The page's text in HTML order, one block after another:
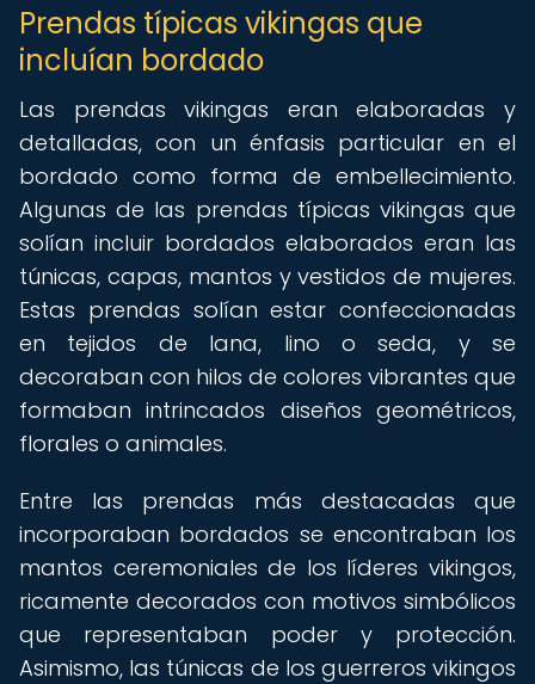
Prendas típicas vikingas que
incluían bordado
Las prendas vikingas eran elaboradas y
detalladas, con un énfasis particular en el
bordado como forma de embellecimiento.
Algunas de las prendas típicas vikingas que
solían incluir bordados elaborados eran las
túnicas, capas, mantos y vestidos de mujeres.
Estas prendas solían estar confeccionadas
en tejidos de lana, lino o seda, y se
decoraban con hilos de colores vibrantes que
formaban intrincados diseños geométricos,
florales o animales.
Entre las prendas más destacadas que
incorporaban bordados se encontraban los
mantos ceremoniales de los líderes vikingos,
ricamente decorados con motivos simbólicos
que representaban poder y protección.
Asimismo, las túnicas de los guerreros vikingos